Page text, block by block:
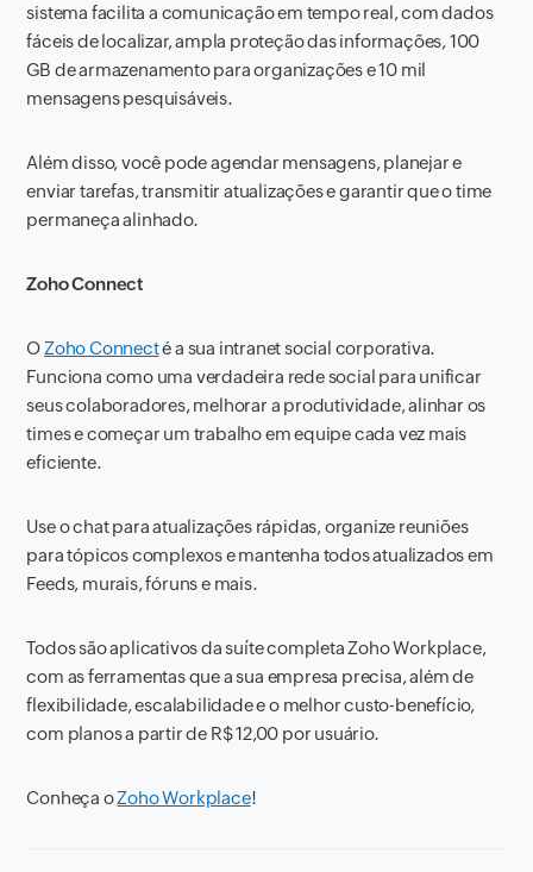
sistema facilita a comunicação em tempo real, com dados
fáceis de localizar, ampla proteção das informações, 100
GB de armazenamento para organizações e 10 mil
mensagens pesquisáveis.
Além disso, você pode agendar mensagens, planejar e
enviar tarefas, transmitir atualizações e garantir que o time
permaneça alinhado.
Zoho Connect
O Zoho Connecté a sua intranet social corporativa.
Funciona como uma verdadeira rede social para unificar
seus colaboradores, melhorar a produtividade, alinhar os
times e começar um trabalho em equipe cada vez mais
eficiente.
Use o chat para atualizações rápidas, organize reuniões
para tópicos complexos e mantenha todos atualizados em
Feeds, murais, fóruns e mais.
Todos são aplicativos da suíte completa Zoho Workplace,
com as ferramentas que a sua empresa precisa, além de
flexibilidade, escalabilidade e o melhor custo-benefício,
com planos a partir de R$ 12,00 por usuário.
Conheça oZoho Workplace!